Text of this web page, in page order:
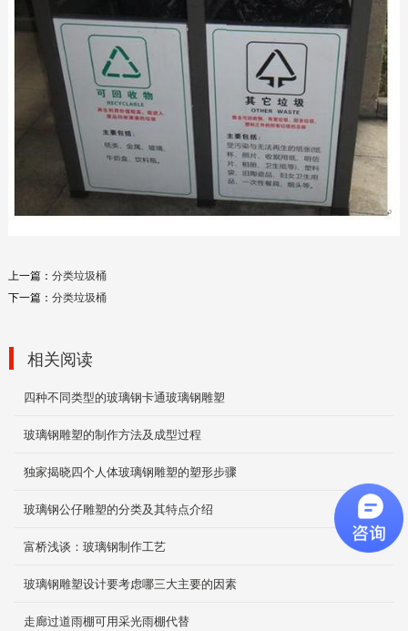
上一篇： 分类垃圾桶
下一篇： 分类垃圾桶
相关阅读
四种不同类型的玻璃钢卡通玻璃钢雕塑
玻璃钢雕塑的制作方法及成型过程
独家揭晓四个人体玻璃钢雕塑的塑形步骤
玻璃钢公仔雕塑的分类及其特点介绍
富桥浅谈：玻璃钢制作工艺
玻璃钢雕塑设计要考虑哪三大主要的因素
走廊过道雨棚可用采光雨棚代替
钢板冲孔垃圾桶
2019-12-04
2019-12-04
仿古琉璃瓦
防静电地面
2019-12-04